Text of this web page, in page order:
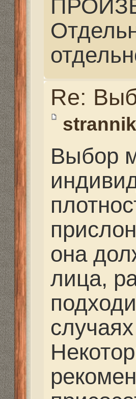
Выбор
она
лица,
случаях
выборе
начиная
них
такой
При
то, что
мягким
Если у